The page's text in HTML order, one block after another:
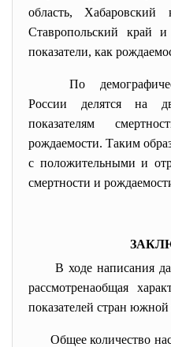
область, Хабаровский
Ставропольский край
показатели, как
По
России делятся на
показателям
рождаемости. Таким
с положительными и
смертности и
В ходе написания
рассмотренаобщая
показателей стран
Общее количество